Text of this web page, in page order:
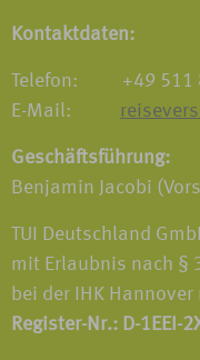
Kontaktdaten:
Telefon: +49 511
E-Mail:
Geschäftsführung:
Benjamin Jacobi
TUI Deutschland
mit Erlaubnis nach §
bei der IHK
Register-Nr.: D-1EEI-